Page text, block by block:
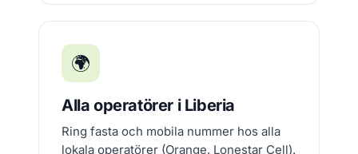
🌍
Alla operatörer i Liberia
Ring fasta och mobila nummer hos alla
lokala operatörer (Orange, Lonestar Cell).